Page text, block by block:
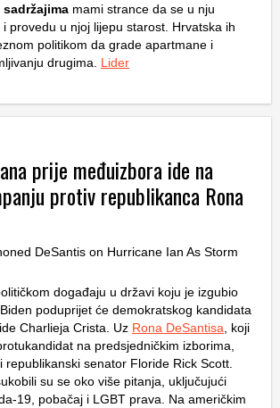
mami strance da se u nju
provedu u njoj lijepu starost. Hrvatska ih
politikom da grade apartmane i
drugima. Lider
prije međuizbora ide na
protiv republikanca Rona
događaju u državi koju je izgubio
poduprijet će demokratskog kandidata
Charlieja Crista. Uz Rona DeSantisa , koji
na predsjedničkim izborima,
republikanski senator Floride Rick Scott.
su se oko više pitanja, uključujući
19, pobačaj i LGBT prava. Na američkim